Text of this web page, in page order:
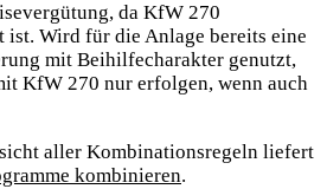
da KfW 270
Wird für die Anlage bereits eine
mit Beihilfecharakter genutzt,
KfW 270 nur erfolgen, wenn auch
aller Kombinationsregeln liefert
kombinieren.